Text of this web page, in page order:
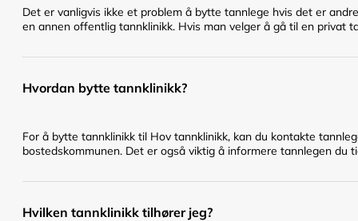
Det er vanligvis ikke et problem å bytte tannlege hvis det er
en annen offentlig tannklinikk. Hvis man velger å gå til en privat
Hvordan bytte tannklinikk?
For å bytte tannklinikk til Hov tannklinikk, kan du kontakte
bostedskommunen. Det er også viktig å informere tannlegen du
Hvilken tannklinikk tilhører jeg?